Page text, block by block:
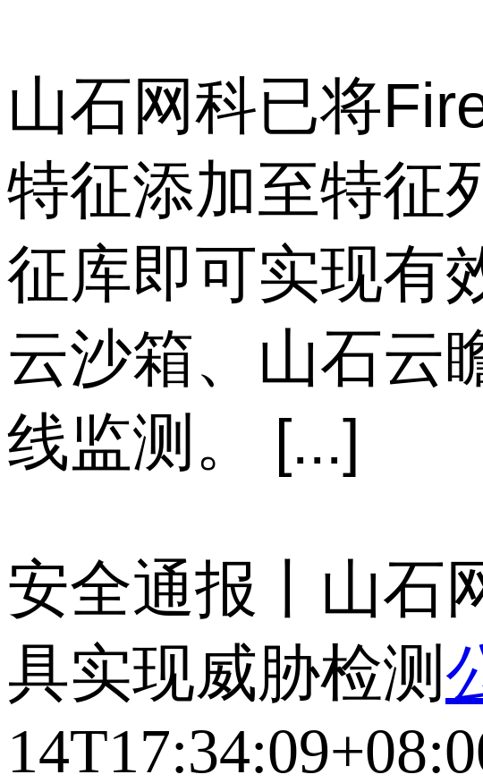
山石网科已将
特征添加至特征
征库即可实现有
云沙箱、山石云
线监测。 [...]
安全通报丨山石
具实现威胁检测